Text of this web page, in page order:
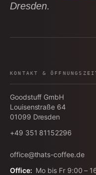
Dresden.
KONTAKT &
Goodstuff GmbH
Louisenstraße 64
01099 Dresden
+49 351 81152296
office@thats-coffee.de
Office: Mo bis Fr 9:00 –